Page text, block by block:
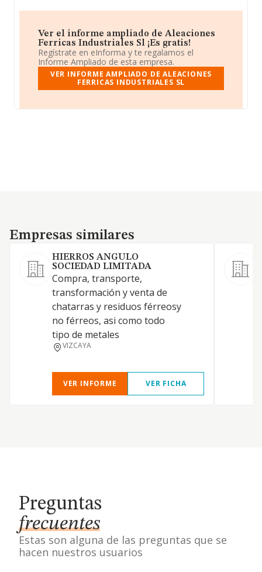
Ver el informe ampliado de Aleaciones
Ferricas Industriales Sl ¡Es gratis!
Regístrate en eInforma y te regalamos el
Informe Ampliado de esta empresa.
VER INFORME AMPLIADO DE ALEACIONES
FERRICAS INDUSTRIALES SL
Empresas similares
Empresas similares
HIERROS ANGULO
SOCIEDAD LIMITADA
Compra, transporte,
transformación y venta de
chatarras y residuos férreosy
no férreos, asi como todo
tipo de metales
VIZCAYA
VER INFORME VER FICHA
Preguntas
frecuentes
Estas son alguna de las preguntas que se
hacen nuestros usuarios